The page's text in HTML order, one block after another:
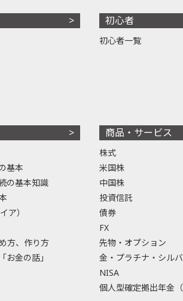
初心者
初心者一覧
基本
の基本知識
ア）
方、作り方
お金の話」
商品・サービス
株式
米国株
中国株
投資信託
債券
FX
先物・オプション
金・プラチナ・シル
NISA
個人型確定拠出年金（